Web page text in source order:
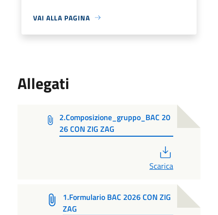
VAI ALLA PAGINA
Allegati
2.Composizione_gruppo_BAC 20
26 CON ZIG ZAG
Scarica
1.Formulario BAC 2026 CON ZIG
ZAG